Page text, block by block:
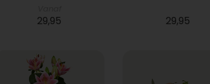
29,95 29,95